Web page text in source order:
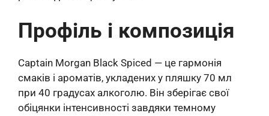
Профіль і композиція
Captain Morgan Black Spiced — це гармонія
смаків і ароматів, укладених у пляшку 70 мл
при 40 градусах алкоголю. Він зберігає свої
обіцянки інтенсивності завдяки темному